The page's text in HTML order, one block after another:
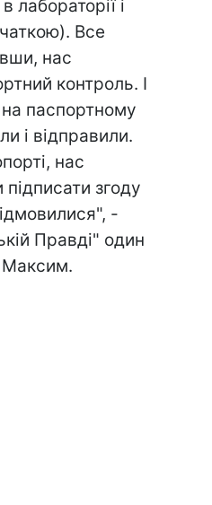
лабораторії і
Все
нас
контроль. І
паспортному
і відправили.
нас
згоду
-
Правді" один
Максим.